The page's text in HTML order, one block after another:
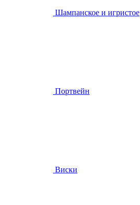
Шампанское и игристое
Портвейн
Виски